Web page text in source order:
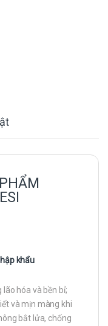
khẩu
lão hóa và bền bỉ;
và mịn màng khi
bắt lửa, chống